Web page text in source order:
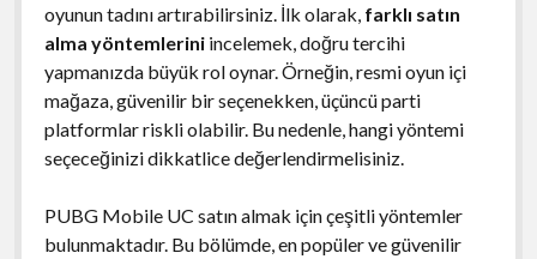
oyunun tadını artırabilirsiniz. İlk olarak, farklı satın
alma yöntemleriniincelemek, doğru tercihi
yapmanızda büyük rol oynar. Örneğin, resmi oyun içi
mağaza, güvenilir bir seçenekken, üçüncü parti
platformlar riskli olabilir. Bu nedenle, hangi yöntemi
seçeceğinizi dikkatlice değerlendirmelisiniz.
PUBG Mobile UC satın almak için çeşitli yöntemler
bulunmaktadır. Bu bölümde, en popüler ve güvenilir